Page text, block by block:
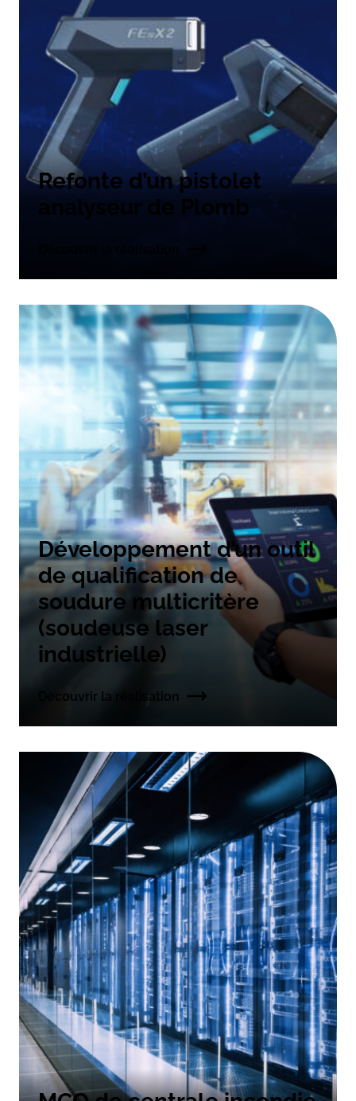
Refonte d’un pistolet
analyseur de Plomb
Développement d’un outil
de qualification de
soudure multicritère
(soudeuse laser
industrielle)
Découvrir la réalisation